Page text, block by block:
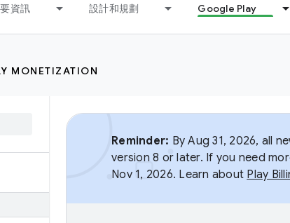
資訊 設計和規劃 Google Play
MONETIZATION
Reminder: By Aug 31, 2026, all
version 8 or later. If you need
Nov 1, 2026. Learn about Play